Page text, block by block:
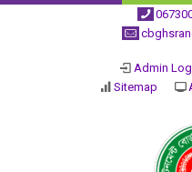
Admin
Sitemap